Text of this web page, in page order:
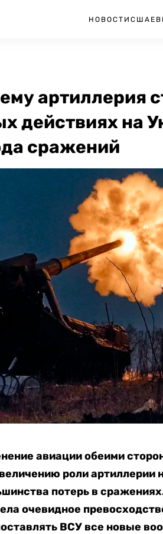
НОВОСТИ США
артиллерия
действиях на
сражений
авиации обеими
роли артиллерии
потерь в
очевидное
ВСУ все новые